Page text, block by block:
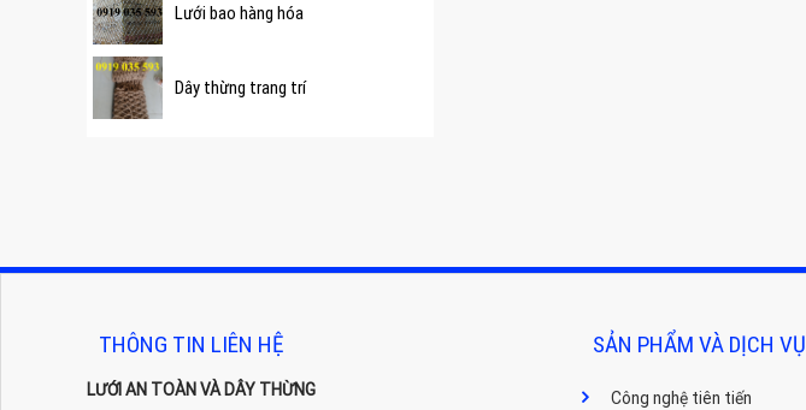
Lưới bao hàng hóa
Dây thừng trang trí
THÔNG TIN LIÊN HỆ
LƯỚI AN TOÀN VÀ DÂY THỪNG
SẢN PHẨM VÀ DỊCH VỤ
Công nghệ tiên tiến